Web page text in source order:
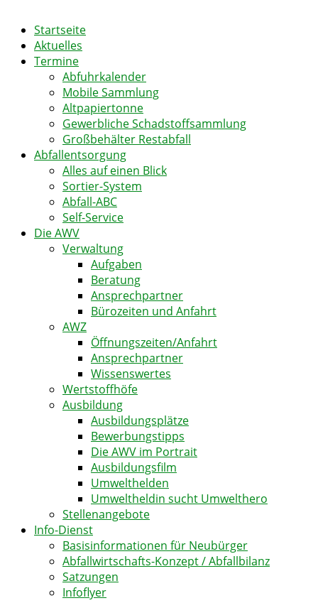
Startseite
Aktuelles
Termine
Abfuhrkalender
Mobile Sammlung
Altpapiertonne
Gewerbliche Schadstoffsammlung
Großbehälter Restabfall
Abfallentsorgung
Alles auf einen Blick
Sortier-System
Abfall-ABC
Self-Service
Die AWV
Verwaltung
Aufgaben
Beratung
Ansprechpartner
Bürozeiten und Anfahrt
AWZ
Öffnungszeiten/Anfahrt
Ansprechpartner
Wissenswertes
Wertstoffhöfe
Ausbildung
Ausbildungsplätze
Bewerbungstipps
Die AWV im Portrait
Ausbildungsfilm
Umwelthelden
Umweltheldin sucht Umwelthero
Stellenangebote
Info-Dienst
Basisinformationen für Neubürger
Abfallwirtschafts-Konzept / Abfallbilanz
Satzungen
Infoflyer